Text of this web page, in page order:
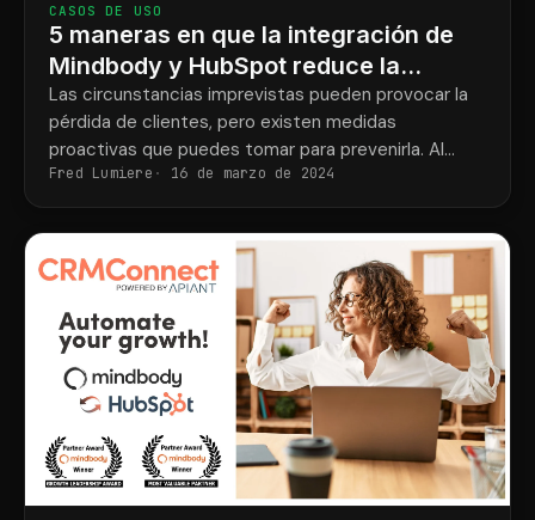
CASOS DE USO
5 maneras en que la integración de
Mindbody y HubSpot reduce la
pérdida de clientes
Las circunstancias imprevistas pueden provocar la
pérdida de clientes, pero existen medidas
proactivas que puedes tomar para prevenirla. Al
integrar Mindbody y HubSpot, puedes reducir
eficazmente la pérdida de clientes y mantenerlos
comprometidos y fieles.
Fred Lumiere 16 de marzo de 2024